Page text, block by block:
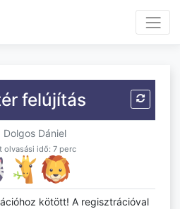
felújítás
Dolgos Dániel
olvasási idő: 7 perc
kötött! A regisztrációval